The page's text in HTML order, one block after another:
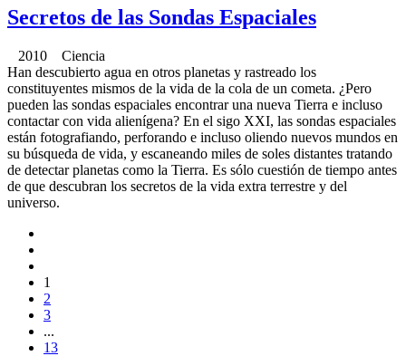
Secretos de las Sondas Espaciales
2010 Ciencia
Han descubierto agua en otros planetas y rastreado los
constituyentes mismos de la vida de la cola de un cometa. ¿Pero
pueden las sondas espaciales encontrar una nueva Tierra e incluso
contactar con vida alienígena? En el sigo XXI, las sondas espaciales
están fotografiando, perforando e incluso oliendo nuevos mundos en
su búsqueda de vida, y escaneando miles de soles distantes tratando
de detectar planetas como la Tierra. Es sólo cuestión de tiempo antes
de que descubran los secretos de la vida extra terrestre y del
universo.
1
2
3
...
13